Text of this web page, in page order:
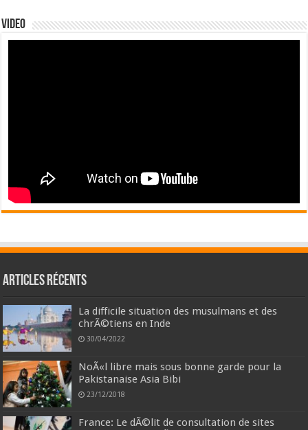
Video
Articles récents
La difficile situation des musulmans et des
chrÃ©tiens en Inde
30/04/2022
NoÃ«l libre mais sous bonne garde pour la
Pakistanaise Asia Bibi
23/12/2018
France: Le dÃ©lit de consultation de sites